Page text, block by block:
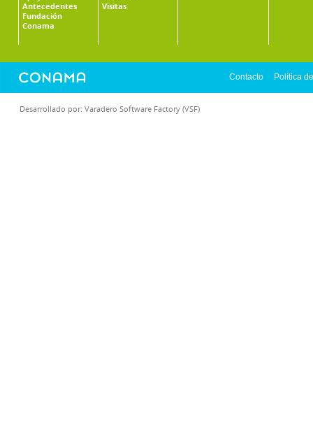
Antecedentes
Fundación
Conama
Visitas
Contacto Política
Desarrollado por: Varadero Software Factory (VSF)